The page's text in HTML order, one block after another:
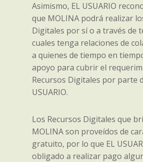
Asimismo, EL USUARIO
que MOLINA podrá realizar
Digitales por sí o a través de
cuales tenga relaciones de
a quienes de tiempo en
apoyo para cubrir el
Recursos Digitales por parte
USUARIO.
Los Recursos Digitales que
MOLINA son proveídos de
gratuito, por lo que EL
obligado a realizar pago